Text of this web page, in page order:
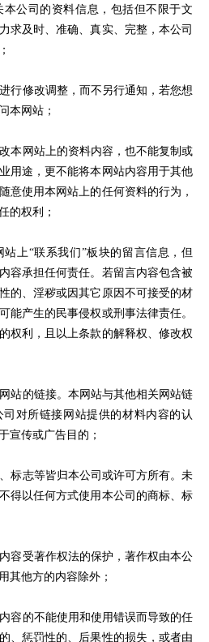
公司的资料信息，包括但不限于文
求及时、准确、真实、完整，本公司
行修改调整，而不另行通知，若您想
本网站；
本网站上的资料内容，也不能复制或
用途，更不能将本网站内容用于其他
意使用本网站上的任何资料的行为，
的权利；
上“联系我们”板块的留言信息，但
容承担任何责任。若留言内容包含被
的、淫秽或因其它原因不可接受的材
能产生的民事侵权或刑事法律责任。
权利，且以上条款的解释权、修改权
站的链接。本网站与其他相关网站链
对所链接网站提供的材料内容的认
宣传或广告目的；
标志等皆归本公司或许可方所有。未
得以任何方式使用本公司的商标、标
容受著作权法的保护，著作权由本公
其他方的内容除外；
容的不能使用和使用错误而导致的任
、惩罚性的、后果性的损失，或者由